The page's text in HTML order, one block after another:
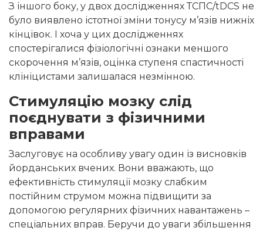
З іншого боку, у двох дослідженнях ТСПС/tDCS не
було виявлено істотної зміни тонусу м’язів нижніх
кінцівок. І хоча у цих дослідженнях
спостерігалися фізіологічні ознаки меншого
скорочення м’язів, оцінка ступеня спастичності
клініцистами залишалася незмінною.
Стимуляцію мозку слід
поєднувати з фізичними
вправами
Заслуговує на особливу увагу один із висновків
йорданських вчених. Вони вважають, що
ефективність стимуляції мозку слабким
постійним струмом можна підвищити за
допомогою регулярних фізичних навантажень –
спеціальних вправ. Беручи до уваги збільшення